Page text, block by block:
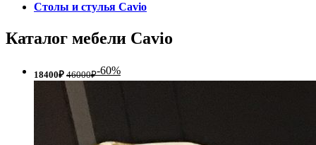
Столы и стулья Cavio
Каталог мебели Cavio
18400₽ 46000₽-60%